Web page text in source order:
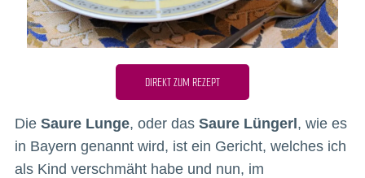
DIREKT ZUM REZEPT
Die Saure Lunge, oder das Saure Lüngerl, wie es
in Bayern genannt wird, ist ein Gericht, welches ich
als Kind verschmäht habe und nun, im